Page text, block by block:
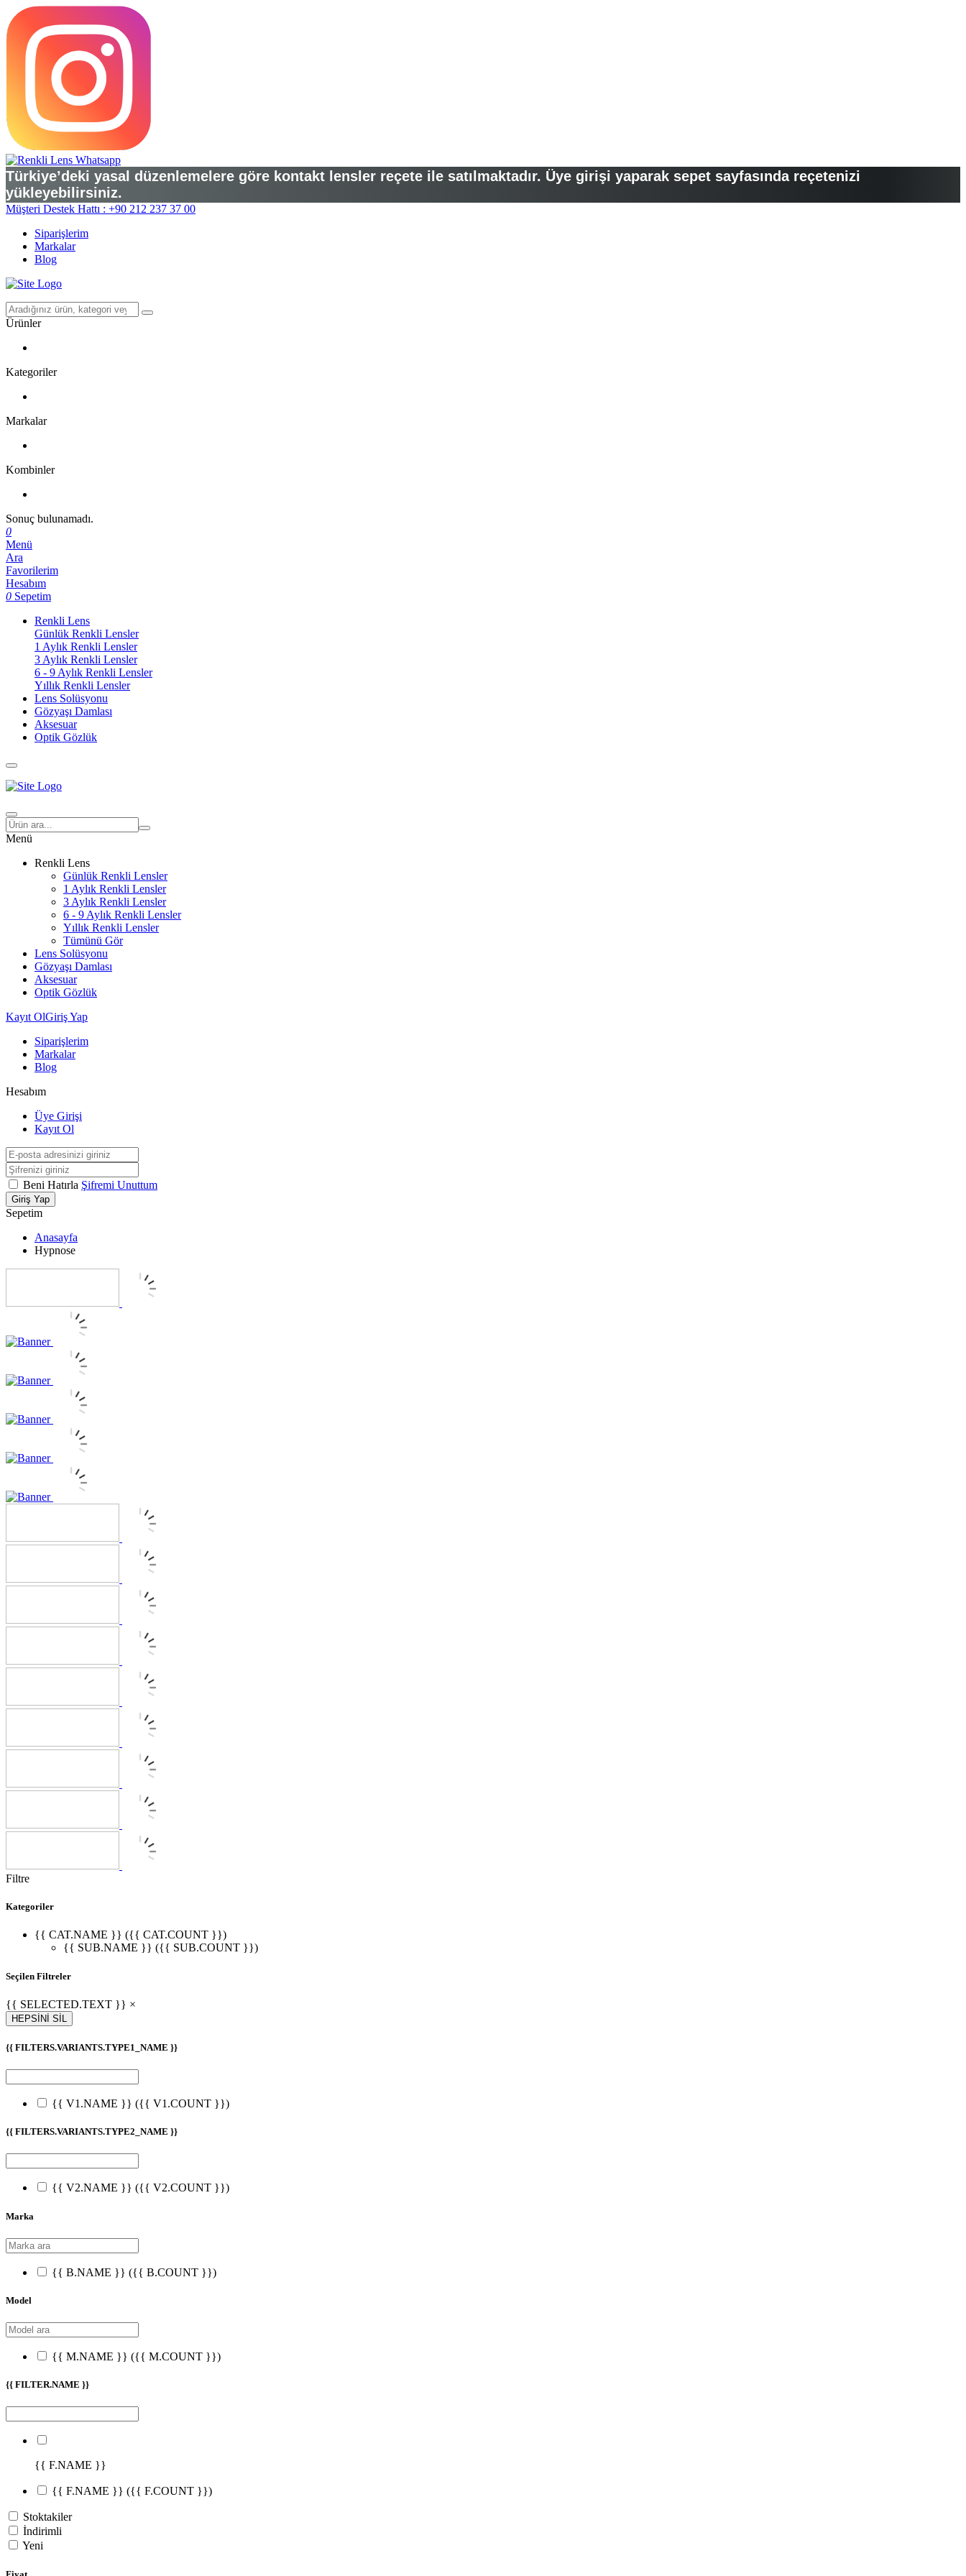
Türkiye’deki yasal düzenlemelere göre kontakt lensler reçete ile satılmaktadır. Üye girişi yaparak sepet sayfasında reçetenizi
yükleyebilirsiniz.
Müşteri Destek Hattı : +90 212 237 37 00
Siparişlerim
Markalar
Blog
Ürünler
Kategoriler
Markalar
Kombinler
Sonuç bulunamadı.
0
Menü
Ara
Favorilerim
Hesabım
0 Sepetim
Renkli Lens
Günlük Renkli Lensler
1 Aylık Renkli Lensler
3 Aylık Renkli Lensler
6 - 9 Aylık Renkli Lensler
Yıllık Renkli Lensler
Lens Solüsyonu
Gözyaşı Damlası
Aksesuar
Optik Gözlük
Menü
Renkli Lens
Günlük Renkli Lensler
1 Aylık Renkli Lensler
3 Aylık Renkli Lensler
6 - 9 Aylık Renkli Lensler
Yıllık Renkli Lensler
Tümünü Gör
Lens Solüsyonu
Gözyaşı Damlası
Aksesuar
Optik Gözlük
Kayıt OlGiriş Yap
Siparişlerim
Markalar
Blog
Hesabım
Üye Girişi
Kayıt Ol
Beni Hatırla Şifremi Unuttum
Giriş Yap
Sepetim
Anasayfa
Hypnose
Filtre
Kategoriler
{{ CAT.NAME }} ({{ CAT.COUNT }})
{{ SUB.NAME }} ({{ SUB.COUNT }})
Seçilen Filtreler
{{ SELECTED.TEXT }} ×
HEPSİNİ SİL
{{ FILTERS.VARIANTS.TYPE1_NAME }}
{{ V1.NAME }} ({{ V1.COUNT }})
{{ FILTERS.VARIANTS.TYPE2_NAME }}
{{ V2.NAME }} ({{ V2.COUNT }})
Marka
{{ B.NAME }} ({{ B.COUNT }})
Model
{{ M.NAME }} ({{ M.COUNT }})
{{ FILTER.NAME }}
{{ F.NAME }}
{{ F.NAME }} ({{ F.COUNT }})
Stoktakiler
İndirimli
Yeni